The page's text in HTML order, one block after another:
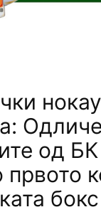
од БК
првото